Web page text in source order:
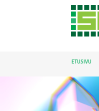
ETUSIVU